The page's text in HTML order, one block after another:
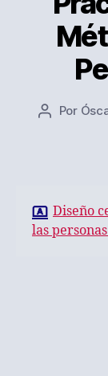
Autor
Por
Diseño
las